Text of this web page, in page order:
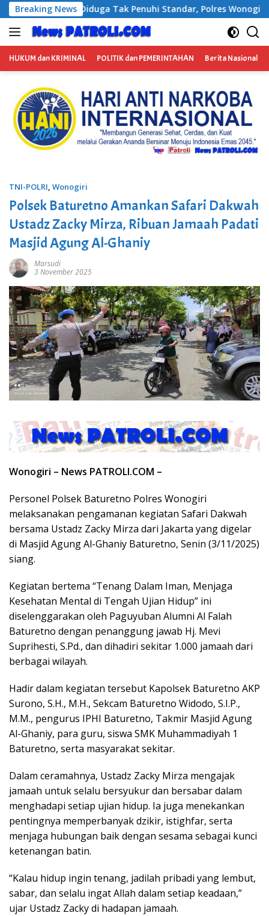
Langsung
ke
konten
Breaking News
Standar, Polres Wonogiri Tetapkan Satu Tersangka
HUKUM dan KRIMINAL POLITIK dan PEMERINTAHAN Berita Nasional
TNI-POLRI, Wonogiri
Polsek Baturetno Amankan Safari Dakwah
Ustadz Zacky Mirza, Ribuan Jamaah Padati
Masjid Agung Al-Ghaniy
Marsudi
3 November 2025
Wonogiri – News PATROLI.COM –
Personel Polsek Baturetno Polres Wonogiri
melaksanakan pengamanan kegiatan Safari Dakwah
bersama Ustadz Zacky Mirza dari Jakarta yang digelar
di Masjid Agung Al-Ghaniy Baturetno, Senin (3/11/2025)
siang.
Kegiatan bertema “Tenang Dalam Iman, Menjaga
Kesehatan Mental di Tengah Ujian Hidup” ini
diselenggarakan oleh Paguyuban Alumni Al Falah
Baturetno dengan penanggung jawab Hj. Mevi
Suprihesti, S.Pd., dan dihadiri sekitar 1.000 jamaah dari
berbagai wilayah.
Hadir dalam kegiatan tersebut Kapolsek Baturetno AKP
Surono, S.H., M.H., Sekcam Baturetno Widodo, S.I.P.,
M.M., pengurus IPHI Baturetno, Takmir Masjid Agung
Al-Ghaniy, para guru, siswa SMK Muhammadiyah 1
Baturetno, serta masyarakat sekitar.
Dalam ceramahnya, Ustadz Zacky Mirza mengajak
jamaah untuk selalu bersyukur dan bersabar dalam
menghadapi setiap ujian hidup. Ia juga menekankan
pentingnya memperbanyak dzikir, istighfar, serta
menjaga hubungan baik dengan sesama sebagai kunci
ketenangan batin.
“Kalau hidup ingin tenang, jadilah pribadi yang lembut,
sabar, dan selalu ingat Allah dalam setiap keadaan,”
ujar Ustadz Zacky di hadapan jamaah.